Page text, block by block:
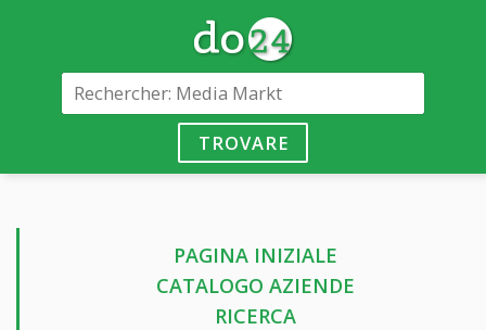
TROVARE
PAGINA INIZIALE
CATALOGO AZIENDE
RICERCA